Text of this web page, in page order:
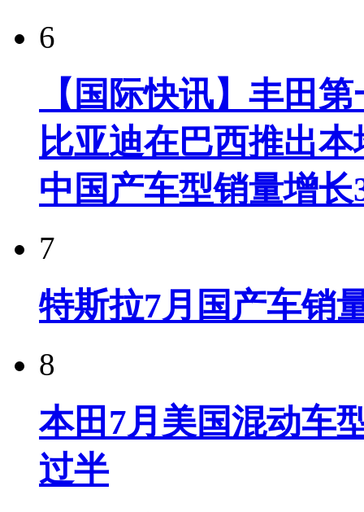
6
【国际快讯】丰田
比亚迪在巴西推出
中国产车型销量增长
7
特斯拉7月国产车销
8
本田7月美国混动车
过半